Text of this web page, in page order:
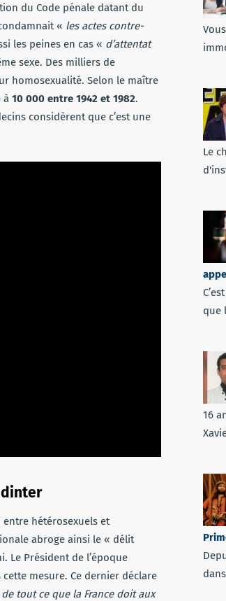
du Code pénale datant du
« les actes contre-
les peines en cas « d’attentat
sexe. Des milliers de
homosexualité. Selon le maître
à 10 000 entre 1942 et 1982.
considèrent que c’est une
entre hétérosexuels et
abroge ainsi le « délit
Le Président de l’époque
mesure. Ce dernier déclare
tout ce que la France doit aux
Le
que
16